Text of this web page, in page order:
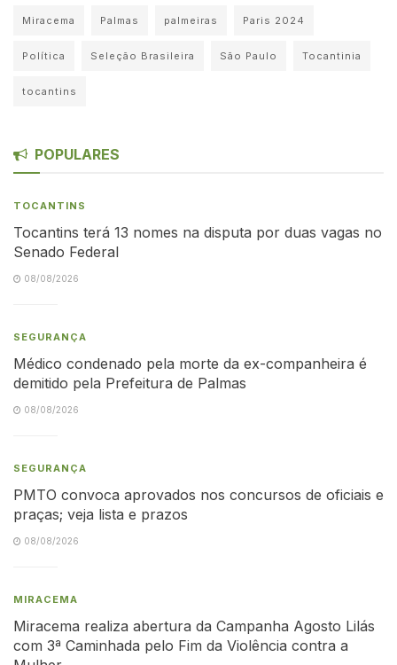
Miracema Palmas palmeiras Paris 2024
Política Seleção Brasileira São Paulo Tocantinia
tocantins
POPULARES
TOCANTINS
Tocantins terá 13 nomes na disputa por duas vagas no
Senado Federal
08/08/2026
SEGURANÇA
Médico condenado pela morte da ex-companheira é
demitido pela Prefeitura de Palmas
08/08/2026
SEGURANÇA
PMTO convoca aprovados nos concursos de oficiais e
praças; veja lista e prazos
08/08/2026
MIRACEMA
Miracema realiza abertura da Campanha Agosto Lilás
com 3ª Caminhada pelo Fim da Violência contra a